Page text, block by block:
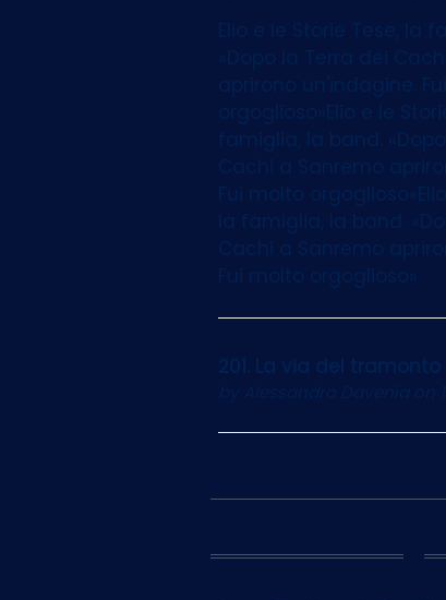
Elio e le Storie Tese, la
«Dopo la Terra dei
aprirono un'indagine.
orgoglioso»Elio e le
famiglia, la band.
Cachi a Sanremo
Fui molto
la famiglia, la band.
Cachi a Sanremo
Fui molto orgoglioso»
201. La via del tramonto
by Alessandro Davenia on
12